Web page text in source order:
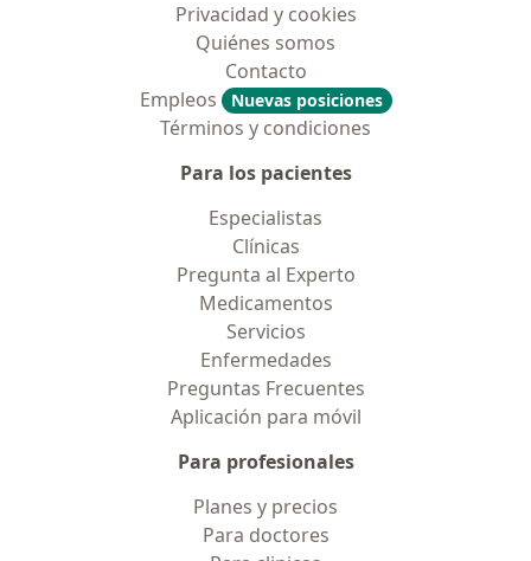
Privacidad y cookies
Quiénes somos
Contacto
Empleos
Nuevas posiciones
Términos y condiciones
Para los pacientes
Especialistas
Clínicas
Pregunta al Experto
Medicamentos
Servicios
Enfermedades
Preguntas Frecuentes
Aplicación para móvil
Para profesionales
Planes y precios
Para doctores